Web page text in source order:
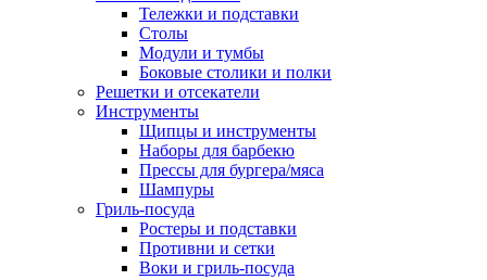
Тележки и подставки
Столы
Модули и тумбы
Боковые столики и полки
Решетки и отсекатели
Инструменты
Щипцы и инструменты
Наборы для барбекю
Прессы для бургера/мяса
Шампуры
Гриль-посуда
Ростеры и подставки
Противни и сетки
Воки и гриль-посуда